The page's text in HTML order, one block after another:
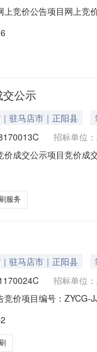
上竞价公告项目网上竞
参数：总计：￥
公示
驻马店市｜正阳县
招标单位：
价成交公示项目竞价成
1712:09:53报价截止
服务
驻马店市｜正阳县
招标单位：
竞价项目编号：
元（二）采购项目信